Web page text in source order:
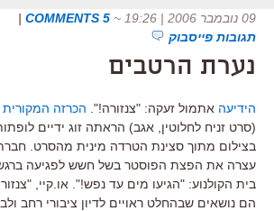
09 נובמבר 2006 | 19:26 ~
5 COMMENTS
|
תגובות פייסבוק
נערת הרטבים
הידיעה אתמול זעקה: "צנזורה!". הכרזה המקורית
(סרט זניח לחלוטין, אגב) הראתה זוג ידיים
בצילום מתוך סצינת הטרדה מינית מהסרט.
עצרה את הפצת הפוסטר בשל חשש לפגיעה
בית הקולנוע: "הגיעו מים עד נפש!". או.קיי,
הם נושאים שבהחלט ראויים לדיון ציבורי רחב